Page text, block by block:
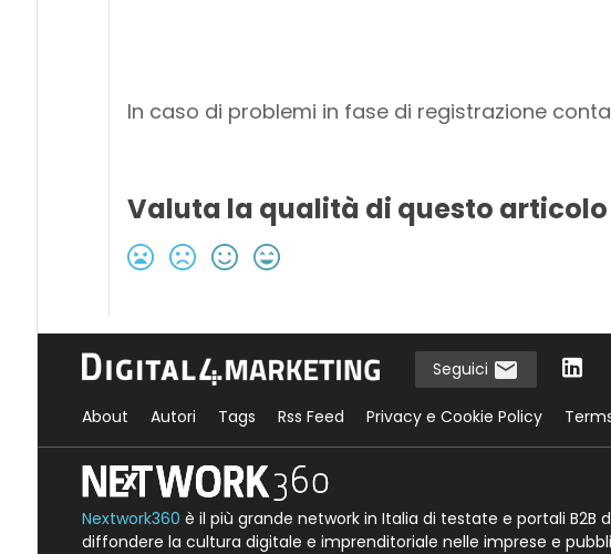
In caso di problemi in fase di registrazione
Valuta la qualità di questo articolo
Seguici
About Autori Tags Rss Feed Privacy e Cookie Policy
Nextwork360 è il più grande network in Italia di testate e portali B2B
diffondere la cultura digitale e imprenditoriale nelle imprese e